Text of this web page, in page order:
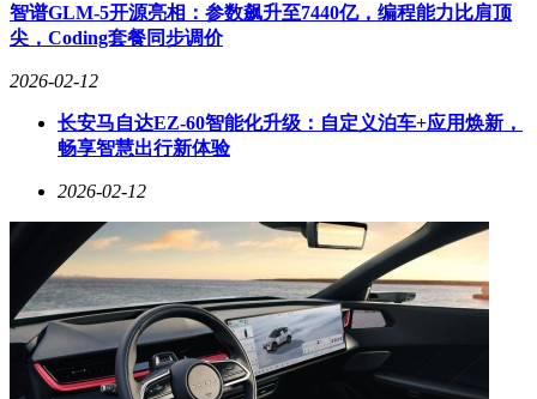
智谱GLM-5开源亮相：参数飙升至7440亿，编程能力比肩顶
尖，Coding套餐同步调价
2026-02-12
长安马自达EZ-60智能化升级：自定义泊车+应用焕新，
畅享智慧出行新体验
2026-02-12